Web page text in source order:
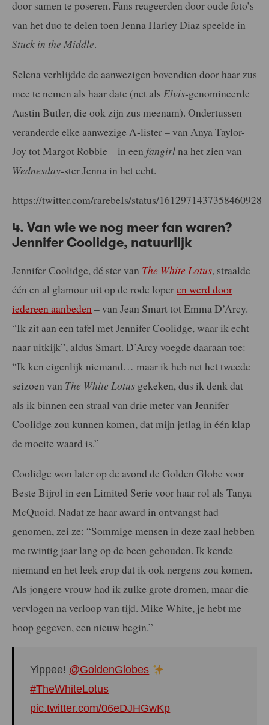
door samen te poseren. Fans reageerden door oude foto’s
van het duo te delen toen Jenna Harley Diaz speelde in
Stuck in the Middle.
Selena verblijdde de aanwezigen bovendien door haar zus
mee te nemen als haar date (net als Elvis-genomineerde
Austin Butler, die ook zijn zus meenam). Ondertussen
veranderde elke aanwezige A-lister – van Anya Taylor-
Joy tot Margot Robbie – in een fangirlna het zien van
Wednesday-ster Jenna in het echt.
https://twitter.com/rarebeIs/status/1612971437358460928
4. Van wie we nog meer fan waren?
Jennifer Coolidge, natuurlijk
Jennifer Coolidge, dé ster van The White Lotus, straalde
één en al glamour uit op de rode loperen werd door
iedereen aanbeden– van Jean Smart tot Emma D’Arcy.
“Ik zit aan een tafel met Jennifer Coolidge, waar ik echt
naar uitkijk”, aldus Smart. D’Arcy voegde daaraan toe:
“Ik ken eigenlijk niemand… maar ik heb net het tweede
seizoen van The White Lotus gekeken, dus ik denk dat
als ik binnen een straal van drie meter van Jennifer
Coolidge zou kunnen komen, dat mijn jetlag in één klap
de moeite waard is.”
Coolidge won later op de avond de Golden Globe voor
Beste Bijrol in een Limited Serie voor haar rol als Tanya
McQuoid. Nadat ze haar award in ontvangst had
genomen, zei ze: “Sommige mensen in deze zaal hebben
me twintig jaar lang op de been gehouden. Ik kende
niemand en het leek erop dat ik ook nergens zou komen.
Als jongere vrouw had ik zulke grote dromen, maar die
vervlogen na verloop van tijd. Mike White, je hebt me
hoop gegeven, een nieuw begin.”
Yippee! @GoldenGlobes
#TheWhiteLotus
pic.twitter.com/06eDJHGwKp